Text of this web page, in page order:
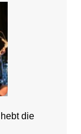
die